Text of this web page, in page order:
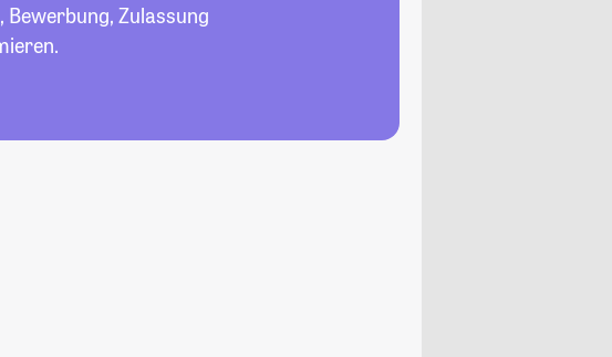
Bewerbung, Zulassung